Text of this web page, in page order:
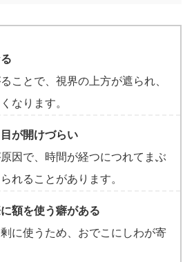
ことで、視界の上方が遮られ、
なります。
が開けづらい
因で、時間が経つにつれてまぶ
れることがあります。
額を使う癖がある
に使うため、おでこにしわが寄